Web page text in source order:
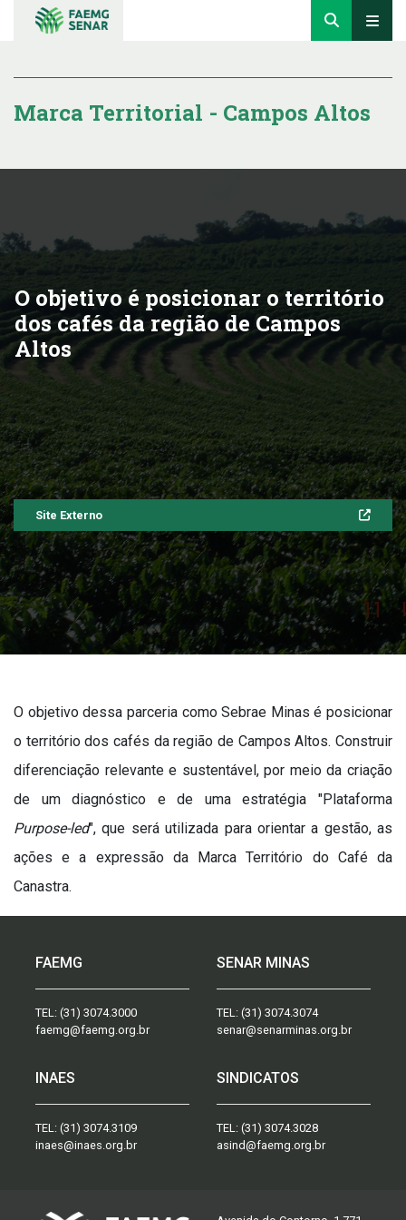
Marca Territorial - Campos Altos
O objetivo é posicionar o território
dos cafés da região de Campos
Altos
Site Externo
O objetivo dessa parceria como Sebrae Minas é posicionar
o território dos cafés da região de Campos Altos. Construir
diferenciação relevante e sustentável, por meio da criação
de um diagnóstico e de uma estratégia "Plataforma
Purpose-led", que será utilizada para orientar a gestão, as
ações e a expressão da Marca Território do Café da
Canastra.
FAEMG
TEL: (31) 3074.3000
faemg@faemg.org.br
SENAR MINAS
TEL: (31) 3074.3074
senar@senarminas.org.br
INAES
TEL: (31) 3074.3109
inaes@inaes.org.br
SINDICATOS
TEL: (31) 3074.3028
asind@faemg.org.br